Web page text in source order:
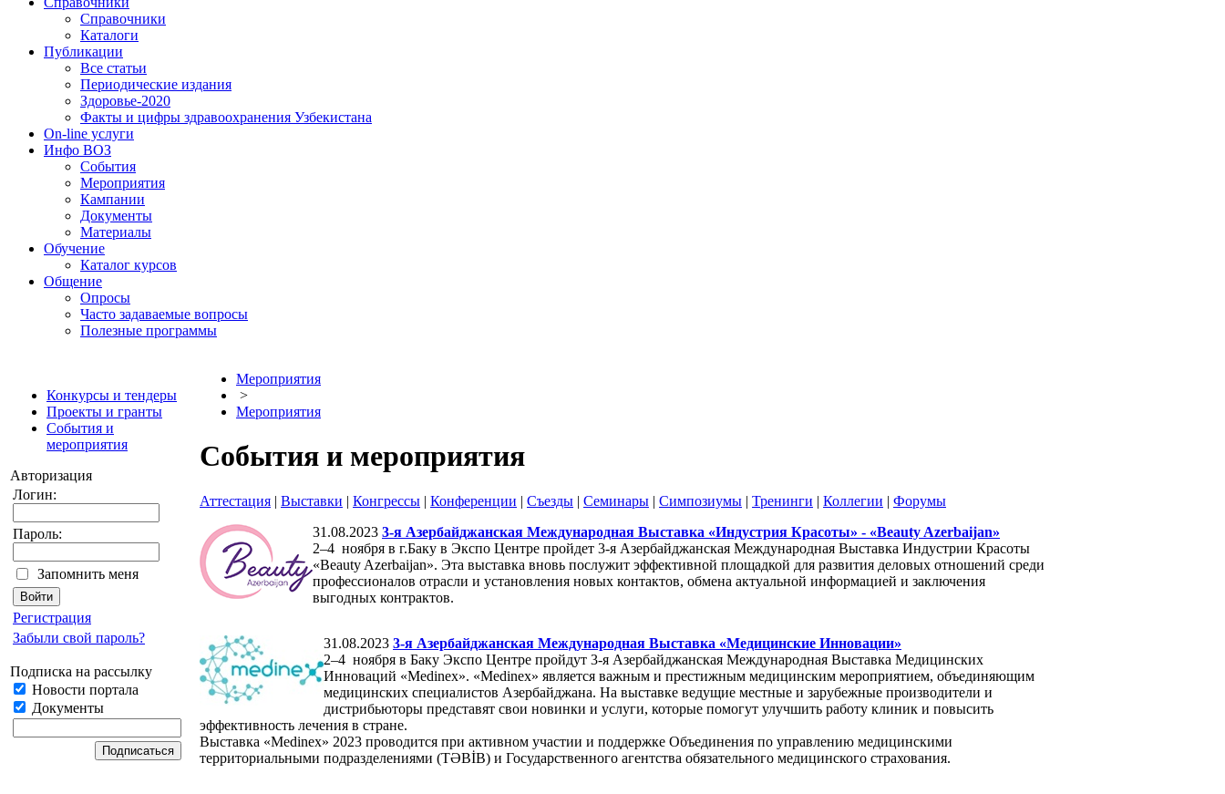
Справочники
Каталоги
Публикации
Все статьи
Периодические издания
Здоровье-2020
Факты и цифры здравоохранения Узбекистана
On-line услуги
Инфо ВОЗ
События
Мероприятия
Кампании
Документы
Материалы
Обучение
Каталог курсов
Общение
Опросы
Часто задаваемые вопросы
Полезные программы
Конкурсы и тендеры
Проекты и гранты
События и
мероприятия
Авторизация
Логин:
Пароль:
Запомнить меня
Регистрация
Забыли свой пароль?
Подписка на рассылку
Новости портала
Документы
Мероприятия
>
Мероприятия
События и мероприятия
Аттестация | Выставки | Конгрессы | Конференции | Съезды | Семинары | Симпозиумы | Тренинги | Коллегии | Форумы
31.08.2023 3-я Азербайджанская Международная Выставка «Индустрия Красоты» - «Beauty Azerbaijan»
2–4 ноября в г.Баку в Экспо Центре пройдет 3-я Азербайджанская Международная Выставка Индустрии Красоты
«Beauty Azerbaijan». Эта выставка вновь послужит эффективной площадкой для развития деловых отношений среди
профессионалов отрасли и установления новых контактов, обмена актуальной информацией и заключения
выгодных контрактов.
31.08.2023 3-я Азербайджанская Международная Выставка «Медицинские Инновации»
2–4 ноября в Баку Экспо Центре пройдут 3-я Азербайджанская Международная Выставка Медицинских
Инноваций «Medinex». «Medinex» является важным и престижным медицинским мероприятием, объединяющим
медицинских специалистов Азербайджана. На выставке ведущие местные и зарубежные производители и
дистрибьюторы представят свои новинки и услуги, которые помогут улучшить работу клиник и повысить
эффективность лечения в стране.
Выставка «Medinex» 2023 проводится при активном участии и поддержке Объединения по управлению медицинскими
территориальными подразделениями (TƏBİB) и Государственного агентства обязательного медицинского страхования.